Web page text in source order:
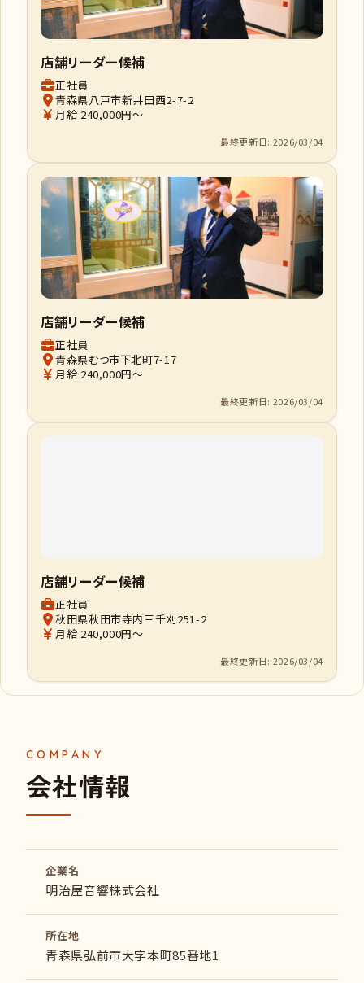
店舗リーダー候補
正社員
青森県八戸市新井田西2-7-2
月給 240,000円～
最終更新日: 2026/03/04
店舗リーダー候補
正社員
青森県むつ市下北町7-17
月給 240,000円～
最終更新日: 2026/03/04
店舗リーダー候補
正社員
秋田県秋田市寺内三千刈251-2
月給 240,000円～
最終更新日: 2026/03/04
会社情報
企業名
明治屋音響株式会社
所在地
青森県弘前市大字本町85番地1